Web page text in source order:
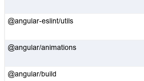
@angular-eslint/utils
@angular/animations
@angular/build